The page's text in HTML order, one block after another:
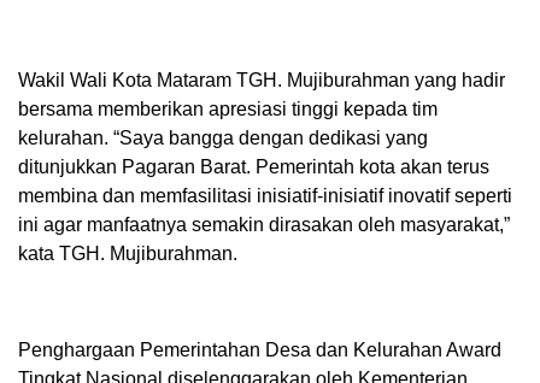
Wakil Wali Kota Mataram TGH. Mujiburahman yang hadir
bersama memberikan apresiasi tinggi kepada tim
kelurahan. “Saya bangga dengan dedikasi yang
ditunjukkan Pagaran Barat. Pemerintah kota akan terus
membina dan memfasilitasi inisiatif-inisiatif inovatif seperti
ini agar manfaatnya semakin dirasakan oleh masyarakat,”
kata TGH. Mujiburahman.
Penghargaan Pemerintahan Desa dan Kelurahan Award